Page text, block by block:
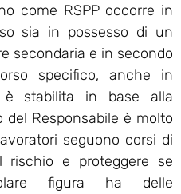
come RSPP occorre in
sia in possesso di un
secondaria e in secondo
specifico, anche in
stabilita in base alla
Responsabile è molto
seguono corsi di
rischio e proteggere se
figura ha delle